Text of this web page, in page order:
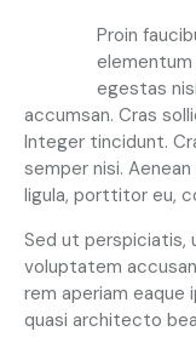
Proin
egestas
accumsan. Cras
Integer tincidunt.
semper nisi.
ligula, porttitor eu,
Sed ut perspiciatis,
voluptatem
rem aperiam eaque
quasi architecto